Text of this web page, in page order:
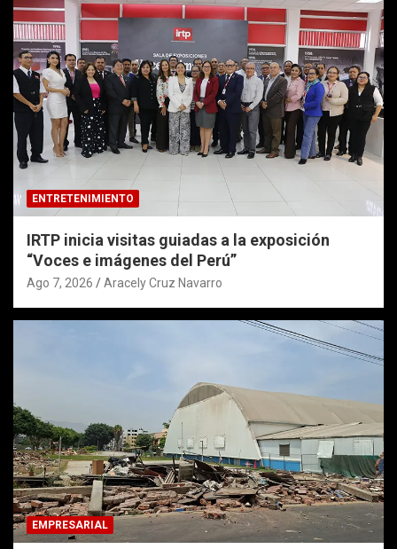
ENTRETENIMIENTO
IRTP inicia visitas guiadas a la exposición
“Voces e imágenes del Perú”
Ago 7, 2026 Aracely Cruz Navarro
EMPRESARIAL